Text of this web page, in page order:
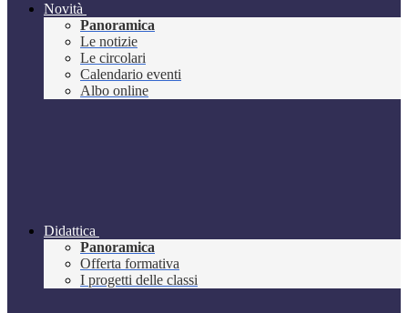
Novità
Panoramica
Le notizie
Le circolari
Calendario eventi
Albo online
Didattica
Panoramica
Offerta formativa
I progetti delle classi